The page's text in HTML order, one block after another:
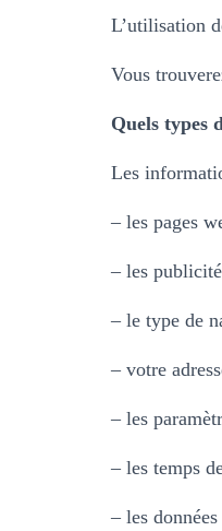
L’utilisation
Vous
Quels types
Les
– les pages
– les
– le type de
– votre
– les
– les temps
– les données